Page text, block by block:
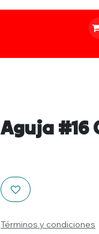
Aguja #16
Términos y condiciones